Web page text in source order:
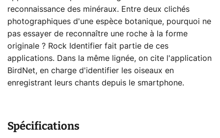
reconnaissance des minéraux. Entre deux clichés
photographiques d'une espèce botanique, pourquoi ne
pas essayer de reconnaître une roche à la forme
originale ? Rock Identifier fait partie de ces
applications. Dans la même lignée, on cite l'application
BirdNet, en charge d'identifier les oiseaux en
enregistrant leurs chants depuis le smartphone.
Spécifications